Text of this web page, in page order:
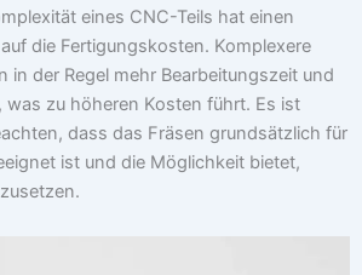
eines CNC-Teils hat einen
die Fertigungskosten. Komplexere
in der Regel mehr Bearbeitungszeit und
was zu höheren Kosten führt. Es ist
dass das Fräsen grundsätzlich für
ist und die Möglichkeit bietet,